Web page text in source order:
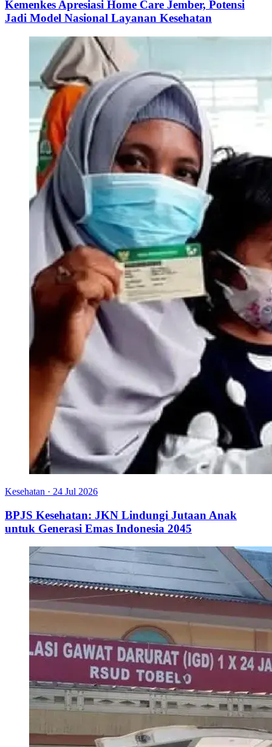
Kemenkes Apresiasi Home Care Jember, Potensi
Jadi Model Nasional Layanan Kesehatan
Kesehatan · 24 Jul 2026
BPJS Kesehatan: JKN Lindungi Jutaan Anak
untuk Generasi Emas Indonesia 2045